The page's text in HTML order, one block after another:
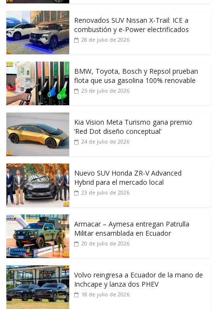
Renovados SUV Nissan X-Trail: ICE a
combustión y e-Power electrificados
28 de julio de 2026
BMW, Toyota, Bosch y Repsol prueban
flota que usa gasolina 100% renovable
25 de julio de 2026
Kia Vision Meta Turismo gana premio
‘Red Dot diseño conceptual’
24 de julio de 2026
Nuevo SUV Honda ZR-V Advanced
Hybrid para el mercado local
23 de julio de 2026
Armacar – Aymesa entregan Patrulla
Militar ensamblada en Ecuador
20 de julio de 2026
Volvo reingresa a Ecuador de la mano de
Inchcape y lanza dos PHEV
18 de julio de 2026